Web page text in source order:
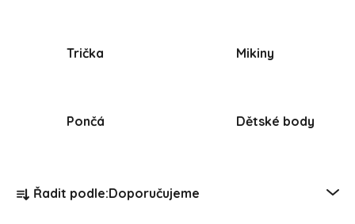
Trička Mikiny
Pončá Dětské body
Řazení produktů
Řadit podle:Doporučujeme